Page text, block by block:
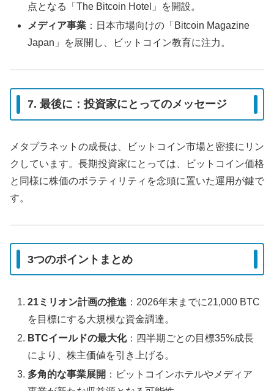
点となる「The Bitcoin Hotel」を開設​。
メディア事業 ：日本市場向けの「Bitcoin Magazine
Japan」を展開し、ビットコイン教育に注力​。
7. 最後に：投資家にとってのメッセージ
メタプラネットの成長は、ビットコイン市場と密接にリン
クしています。長期投資家にとっては、ビットコイン価格
と同様に株価のボラティリティを念頭に置いた運用が鍵で
す。
3つのポイントまとめ
21ミリオン計画の推進 ：2026年末までに21,000 BTC
を目標にする大規模な資金調達。
BTCイールドの最大化：四半期ごとの目標35%成長
により、株主価値を引き上げる。
多角的な事業展開 ：ビットコインホテルやメディア